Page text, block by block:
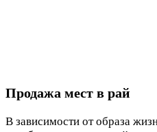
Продажа мест в рай
В зависимости от образа